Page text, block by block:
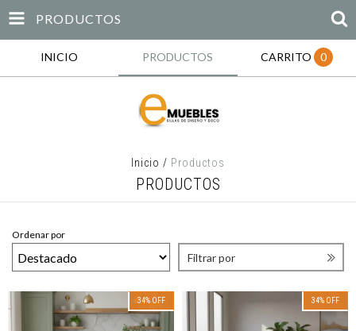
PRODUCTOS
INICIO PRODUCTOS CARRITO 0
Inicio / Productos
PRODUCTOS
Ordenar por
Filtrar por
34% OFF 34% OFF